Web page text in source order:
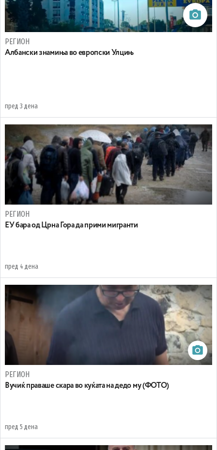
РЕГИОН
Aлбански знамиња во европски Улцињ
пред 3 дена
РЕГИОН
EУ бара од Црна Гора да прими мигранти
пред 4 дена
РЕГИОН
Вучиќ праваше скара во куќата на дедо му (ФОТО)
пред 5 дена